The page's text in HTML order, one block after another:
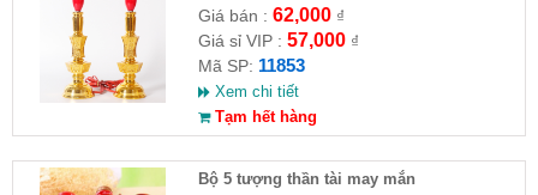
Giá bán : 62,000₫
Giá sỉ VIP : 57,000₫
Mã SP: 11853
Xem chi tiết
Tạm hết hàng
Bộ 5 tượng thần tài may mắn